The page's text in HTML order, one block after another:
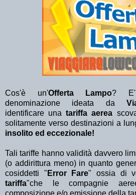
Cos'è un'Offerta Lampo? E'
denominazione ideata da
identificare unatariffa aerea
solitamente verso destinazioni a
insolito ed eccezionale!
Tali tariffe hanno validità davvero
(o addirittura meno) in quanto
cosiddetti " Error Fare" ossia di
tariffa"che le compagnie
composizione e/o emissione della